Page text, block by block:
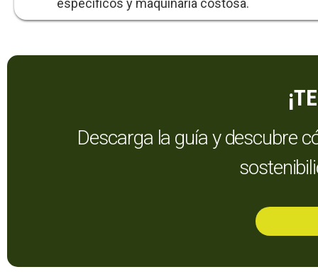
específicos y maquinaria costosa.
Descarga la guía y descubre